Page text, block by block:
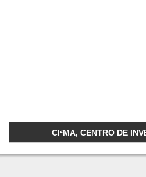
CI²MA, CENTRO DE